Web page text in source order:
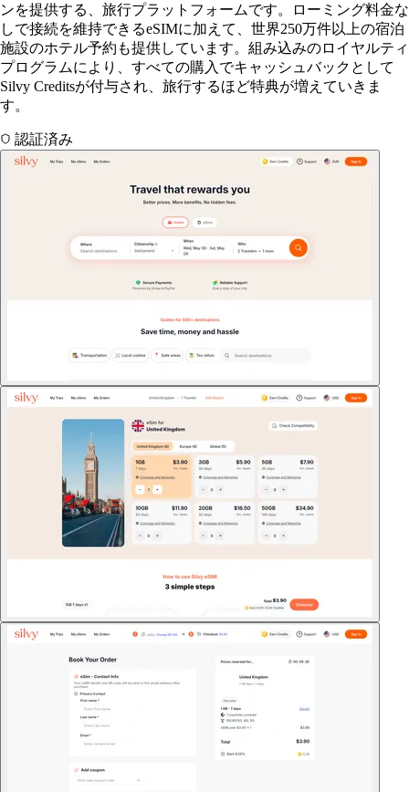
ンを提供する、旅行プラットフォームです。ローミング料金な
しで接続を維持できるeSIMに加えて、世界250万件以上の宿泊
施設のホテル予約も提供しています。組み込みのロイヤルティ
プログラムにより、すべての購入でキャッシュバックとして
Silvy Creditsが付与され、旅行するほど特典が増えていきま
す。
認証済み